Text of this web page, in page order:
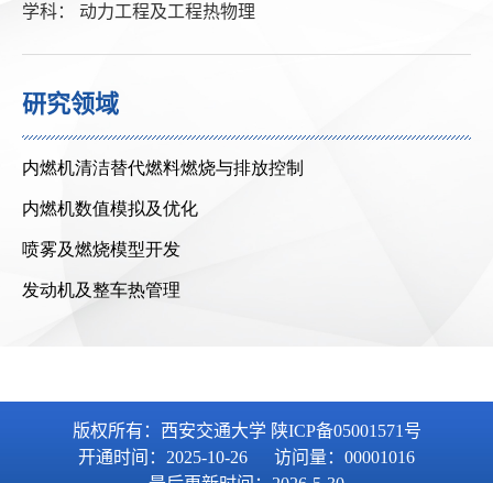
学科： 动力工程及工程热物理
研究领域
版权所有：西安交通大学 陕ICP备05001571号
开通时间： 2025-10-26 访问量： 00001016